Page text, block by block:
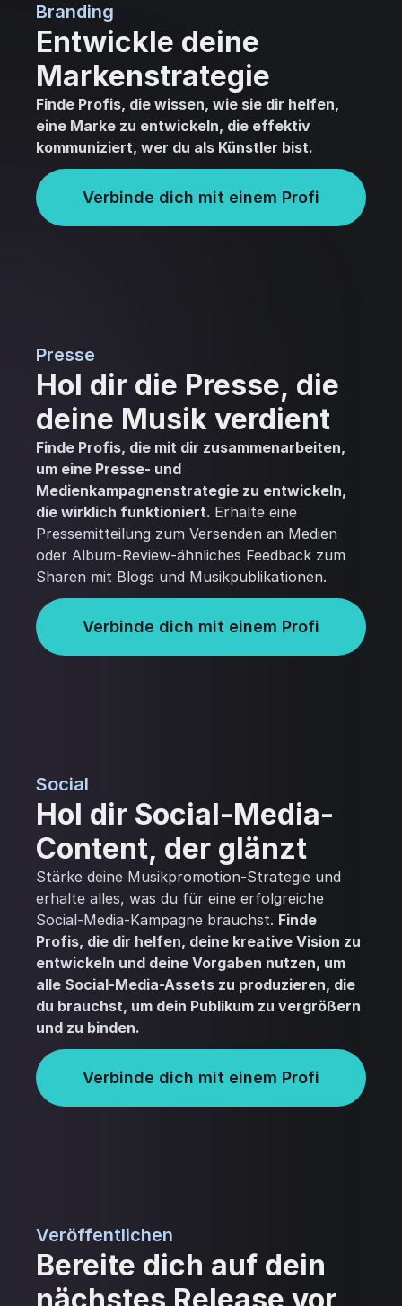
Branding
Entwickle deine
Markenstrategie
Finde Profis, die wissen, wie sie dir helfen,
eine Marke zu entwickeln, die effektiv
kommuniziert, wer du als Künstler bist.
Verbinde dich mit einem Profi
Presse
Hol dir die Presse, die
deine Musik verdient
Finde Profis, die mit dir zusammenarbeiten,
um eine Presse- und
Medienkampagnenstrategie zu entwickeln,
die wirklich funktioniert. Erhalte eine
Pressemitteilung zum Versenden an Medien
oder Album-Review-ähnliches Feedback zum
Sharen mit Blogs und Musikpublikationen.
Verbinde dich mit einem Profi
Social
Hol dir Social-Media-
Content, der glänzt
Stärke deine Musikpromotion-Strategie und
erhalte alles, was du für eine erfolgreiche
Social-Media-Kampagne brauchst. Finde
Profis, die dir helfen, deine kreative Vision zu
entwickeln und deine Vorgaben nutzen, um
alle Social-Media-Assets zu produzieren, die
du brauchst, um dein Publikum zu vergrößern
und zu binden.
Verbinde dich mit einem Profi
Veröffentlichen
Bereite dich auf dein